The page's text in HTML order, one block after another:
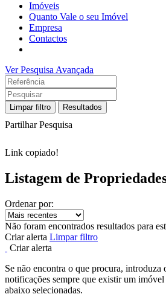
Imóveis
Quanto Vale o seu Imóvel
Empresa
Contactos
Ver Pesquisa Avançada
Limpar filtro Resultados
Partilhar Pesquisa
Link copiado!
Listagem de
Ordenar por:
Não foram encontrados resultados para
Criar alerta Limpar filtro
Criar alerta
Se não encontra o que procura, introduza
notificações sempre que existir um imóvel
abaixo selecionadas.